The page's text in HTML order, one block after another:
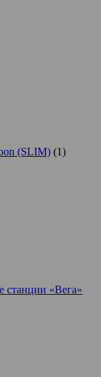
(SLIM) (1)
станции «Вега»